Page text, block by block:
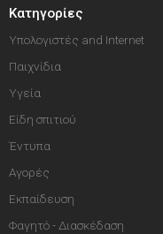
Κατηγορίες
Υπολογιστές and Internet
Παιχνίδια
Υγεία
Είδη σπιτιού
Έντυπα
Αγορές
Εκπαίδευση
Φαγητό - Διασκέδαση